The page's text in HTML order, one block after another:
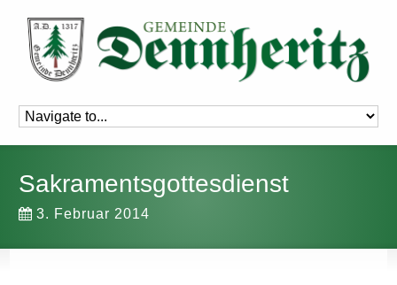
Sakramentsgottesdienst
3. Februar 2014